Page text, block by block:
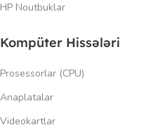
HP Noutbuklar
Kompüter Hissələri
Prosessorlar (CPU)
Anaplatalar
Videokartlar